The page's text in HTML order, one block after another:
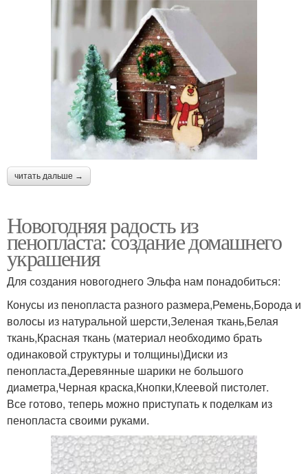
читать дальше →
Новогодняя радость из
пенопласта: создание домашнего
украшения
Для создания новогоднего Эльфа нам понадобиться:
Конусы из пенопласта разного размера,Ремень,Борода и
волосы из натуральной шерсти,Зеленая ткань,Белая
ткань,Красная ткань (материал необходимо брать
одинаковой структуры и толщины)Диски из
пенопласта,Деревянные шарики не большого
диаметра,Черная краска,Кнопки,Клеевой пистолет.
Все готово, теперь можно приступать к поделкам из
пенопласта своими руками.